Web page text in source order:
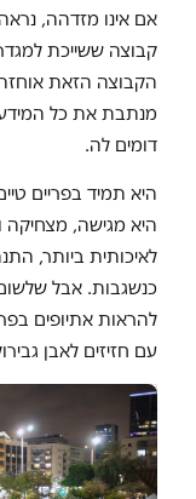
אם אינו מזדהה,
קבוצה ששייכת למגדר
הקבוצה הזאת
מנתבת את כל המידע
דומים לה.
היא תמיד בפריים
היא מגישה,
לאיכותית ביותר,
כנשגבות. אבל
להראות אתיופים
עם חזיזים לאבן